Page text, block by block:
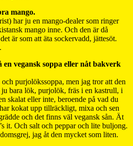
mango.
har ju en mango-dealer som ringer
mango inne. Och den är då
är som att äta sockervadd, jättesöt.
vegansk soppa eller nåt bakverk
purjolökssoppa, men jag tror att den
ju bara lök, purjolök, fräs i en kastrull, i
skalat eller inte, beroende på vad du
kokat upp tillräckligt, mixa och sen
och det finns väl vegansk sån. Ät
it. Och salt och peppar och lite buljong.
jag åt den mycket som liten.